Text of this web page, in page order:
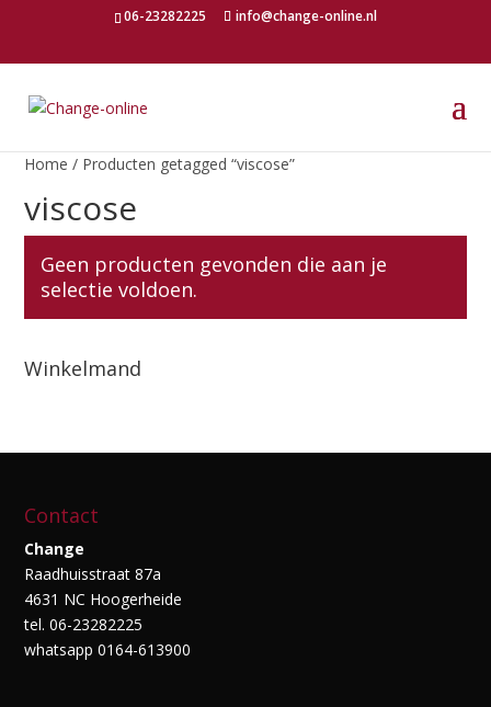
06-23282225 info@change-online.nl
Home / Producten getagged “viscose”
viscose
Geen producten gevonden die aan je
selectie voldoen.
Winkelmand
Contact
Change
Raadhuisstraat 87a
4631 NC Hoogerheide
tel. 06-23282225
whatsapp 0164-613900